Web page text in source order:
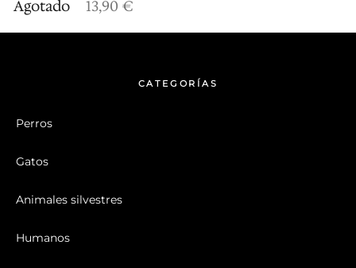
Agotado 13,90 €
CATEGORÍAS
Perros
Gatos
Animales silvestres
Humanos